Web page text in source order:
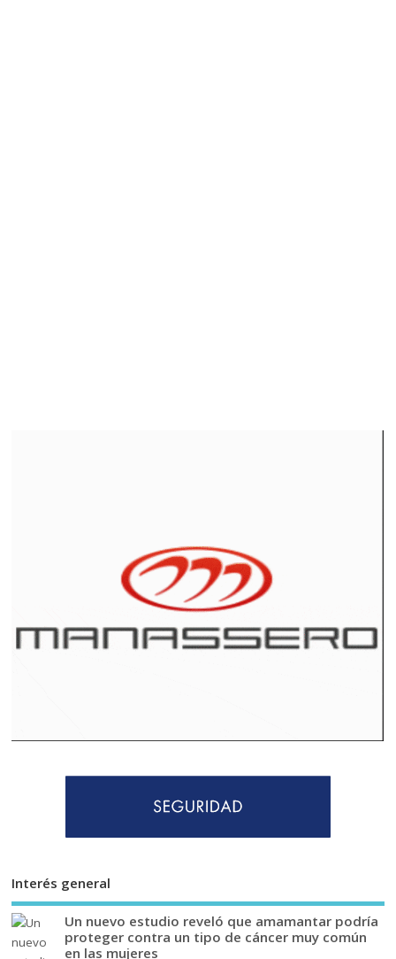
Interés general
Un nuevo estudio reveló que amamantar podría
proteger contra un tipo de cáncer muy común
en las mujeres